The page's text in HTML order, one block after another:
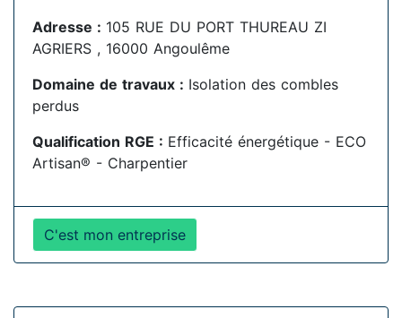
Adresse : 105 RUE DU PORT THUREAU ZI
AGRIERS , 16000 Angoulême
Domaine de travaux : Isolation des combles
perdus
Qualification RGE : Efficacité énergétique - ECO
Artisan® - Charpentier
C'est mon entreprise